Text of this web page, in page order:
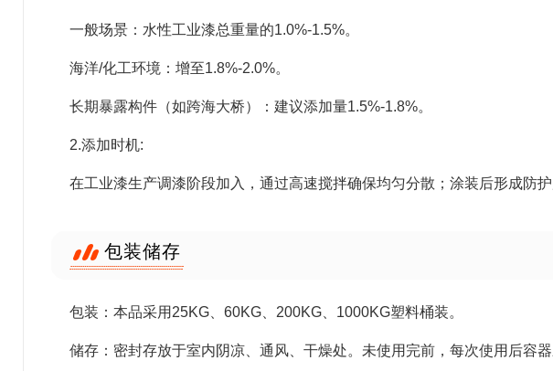
一般场景：水性工业漆总重量的1.0%-1.5%。
海洋/化工环境：增至1.8%-2.0%。
长期暴露构件（如跨海大桥）：建议添加量1.5%-1.8%。
2.添加时机:
在工业漆生产调漆阶段加入，通过高速搅拌确保均匀分散；涂装后形成防护
包装储存
包装：本品采用25KG、60KG、200KG、1000KG塑料桶装。
储存：密封存放于室内阴凉、通风、干燥处。未使用完前，每次使用后容